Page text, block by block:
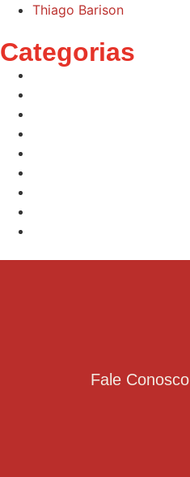
Thiago Barison
Categorias
Fale Conosco